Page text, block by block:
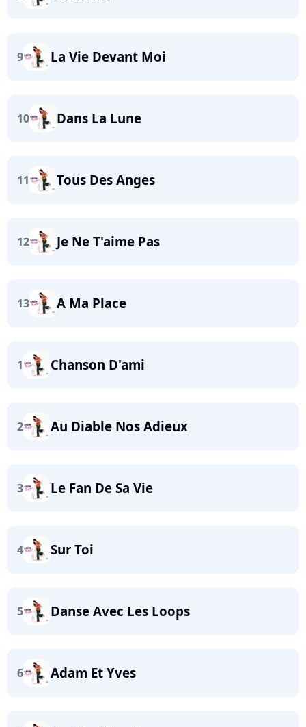
9 La Vie Devant Moi
10 Dans La Lune
11 Tous Des Anges
12 Je Ne T'aime Pas
13 A Ma Place
1 Chanson D'ami
2 Au Diable Nos Adieux
3 Le Fan De Sa Vie
4 Sur Toi
5 Danse Avec Les Loops
6 Adam Et Yves